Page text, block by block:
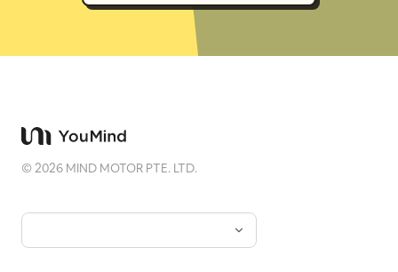
©2026 MIND MOTOR PTE. LTD.